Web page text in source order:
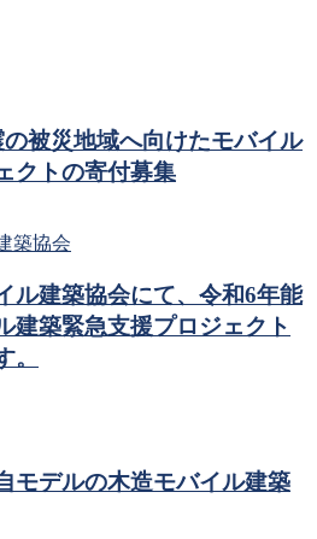
被災地域へ向けたモバイル
クトの寄付募集
築協会
ル建築協会にて、令和6年能
築緊急支援プロジェクト
モデルの木造モバイル建築